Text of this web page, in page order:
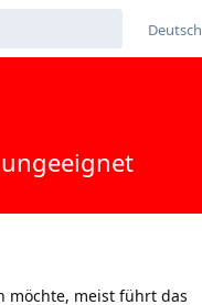
Deutsch
möchte, meist führt das